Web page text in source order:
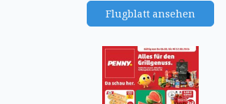
Flugblatt ansehen